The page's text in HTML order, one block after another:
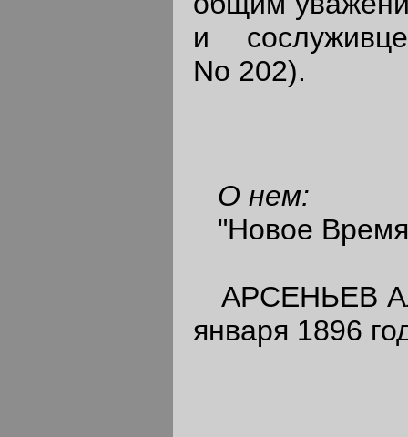
и
No 202).
О нем:
"Новое
АРСЕНЬЕВ
января 1896